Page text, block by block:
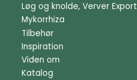
Løg og knolde, Verver Export
Mykorrhiza
Tilbehør
Inspiration
Viden om
Katalog